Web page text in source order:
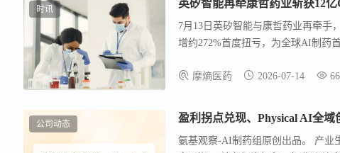
时讯
7月13日英矽智能与康哲药业再牵手
增约272%首度扭亏，为全球AI制药
摩熵医药
2026-07-14
公司动态 盈利拐点兑现、Physical AI全
氨基观察-AI制药组原创出品。 产业